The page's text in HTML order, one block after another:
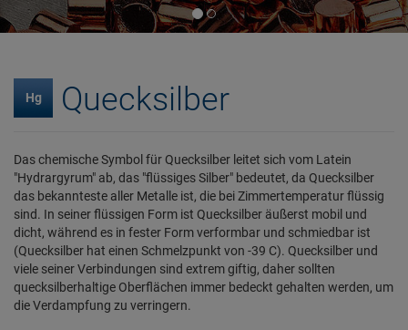
Hg Quecksilber
Das chemische Symbol für Quecksilber leitet sich vom Latein
"Hydrargyrum" ab, das "flüssiges Silber" bedeutet, da Quecksilber
das bekannteste aller Metalle ist, die bei Zimmertemperatur flüssig
sind. In seiner flüssigen Form ist Quecksilber äußerst mobil und
dicht, während es in fester Form verformbar und schmiedbar ist
(Quecksilber hat einen Schmelzpunkt von -39 C). Quecksilber und
viele seiner Verbindungen sind extrem giftig, daher sollten
quecksilberhaltige Oberflächen immer bedeckt gehalten werden, um
die Verdampfung zu verringern.